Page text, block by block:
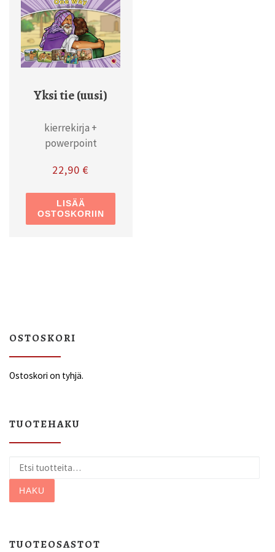
Yksi tie (uusi)
kierrekirja +
powerpoint
22,90€
LISÄÄ
OSTOSKORIIN
OSTOSKORI
Ostoskori on tyhjä.
TUOTEHAKU
HAKU
TUOTEOSASTOT